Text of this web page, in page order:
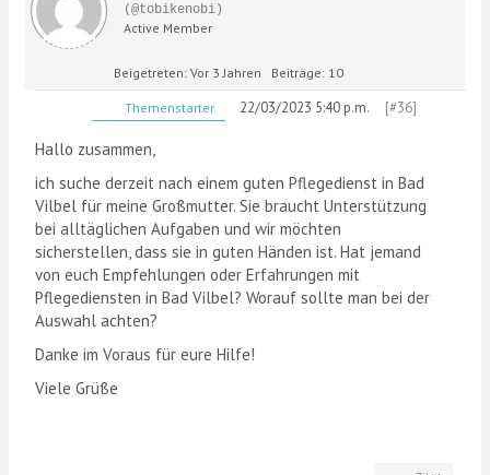
(@tobikenobi)
Active Member
Beigetreten: Vor 3 Jahren Beiträge: 10
Themenstarter 22/03/2023 5:40 p.m. [#36]
Hallo zusammen,
ich suche derzeit nach einem guten Pflegedienst in Bad
Vilbel für meine Großmutter. Sie braucht Unterstützung
bei alltäglichen Aufgaben und wir möchten
sicherstellen, dass sie in guten Händen ist. Hat jemand
von euch Empfehlungen oder Erfahrungen mit
Pflegediensten in Bad Vilbel? Worauf sollte man bei der
Auswahl achten?
Danke im Voraus für eure Hilfe!
Viele Grüße